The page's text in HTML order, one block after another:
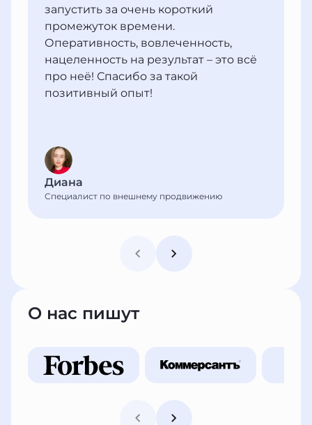
запустить за очень короткий
промежуток времени.
Оперативность, вовлеченность,
нацеленность на результат – это всё
про неё! Спасибо за такой
позитивный опыт!
Диана
Специалист по внешнему продвижению
О нас пишут